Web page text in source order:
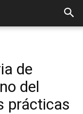
de
del
prácticas